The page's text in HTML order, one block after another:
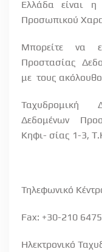
Ελλάδα είναι
Προσωπικού
Μπορείτε να
Προστασίας
με τους
Ταχυδρομική
Δεδομένων
Κηφι- σίας 1-3,
Τηλεφωνικό
Fax: +30-210
Ηλεκτρονικό